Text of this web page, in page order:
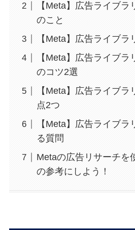
【Meta】広告ライブ
のこと
【Meta】広告ライブ
【Meta】広告ライブ
のコツ2選
【Meta】広告ライブ
点2つ
【Meta】広告ライブ
る質問
Metaの広告リサーチを
の参考にしよう！